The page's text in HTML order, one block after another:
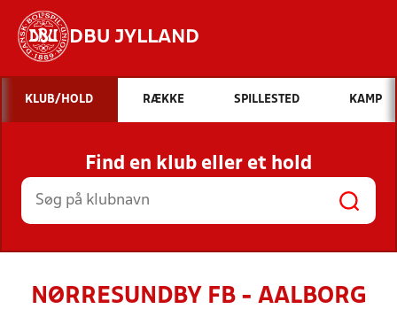
DBU JYLLAND
Hvad vil du søge efter?
INDHOLD OG NYHEDER
STILLINGER, RESULTATER, KLUBBER OG
HOLD
KLUB/HOLD RÆKKE SPILLESTED KAMP
Find en klub eller et hold
NØRRESUNDBY FB - AALBORG